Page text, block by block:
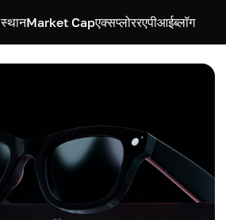
स्थानMarket Capएक्सप्लोररएपीआईब्लॉग